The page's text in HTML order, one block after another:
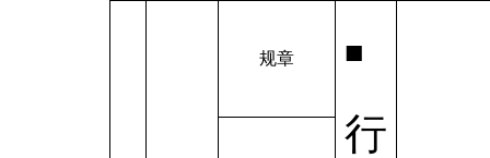
规章 ■
行